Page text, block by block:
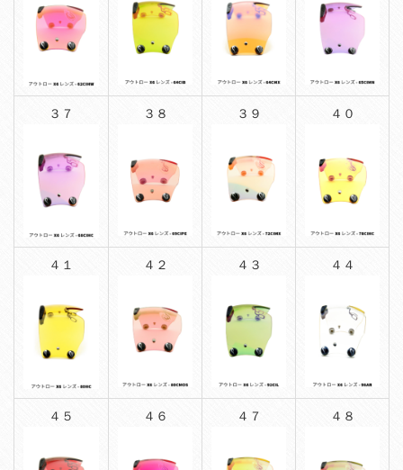
３７ ３８ ３９ ４０
４１ ４２ ４３ ４４
４５ ４６ ４７ ４８